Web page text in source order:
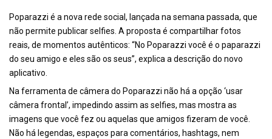
Poparazzi é a nova rede social, lançada na semana passada, que
não permite publicar selfies. A proposta é compartilhar fotos
reais, de momentos autênticos: “No Poparazzi você é o paparazzi
do seu amigo e eles são os seus”, explica a descrição do novo
aplicativo.
Na ferramenta de câmera do Poparazzi não há a opção ‘usar
câmera frontal’, impedindo assim as selfies, mas mostra as
imagens que você fez ou aquelas que amigos fizeram de você.
Não há legendas, espaços para comentários, hashtags, nem